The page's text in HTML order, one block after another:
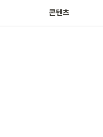
콘텐츠
주식 테마 정보